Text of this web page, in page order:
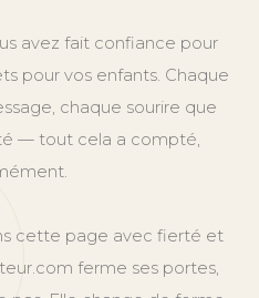
avez fait confiance pour
pour vos enfants. Chaque
chaque sourire que
— tout cela a compté,
cette page avec fierté et
ferme ses portes,